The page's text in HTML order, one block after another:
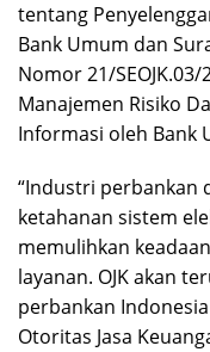
tentang
Bank Umum dan
Nomor 21/
Manajemen Risiko
Informasi oleh Bank
“Industri perbankan
ketahanan sistem
memulihkan
layanan. OJK akan
perbankan
Otoritas Jasa